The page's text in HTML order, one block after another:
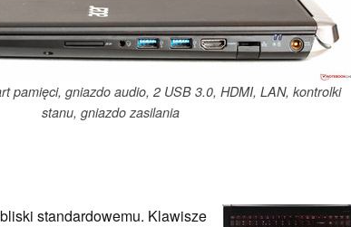
pamięci, gniazdo audio, 2 USB 3.0, HDMI, LAN, kontrolki
stanu, gniazdo zasilania
standardowemu. Klawisze